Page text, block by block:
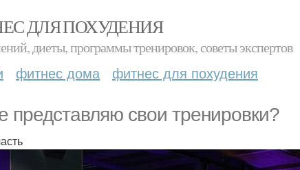
ДЛЯ ПОХУДЕНИЯ
диеты, программы тренировок, советы экспертов
фитнес дома фитнес для похудения
представляю свои тренировки?